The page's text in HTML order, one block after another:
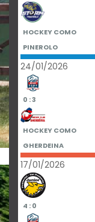
HOCKEY COMO
PINEROLO
24/01/2026
0 : 3
HOCKEY COMO
GHERDEINA
17/01/2026
4 : 0